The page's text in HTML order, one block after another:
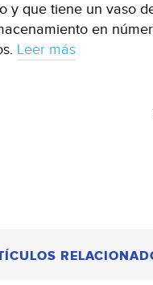
y que tiene un vaso
en
Leer más